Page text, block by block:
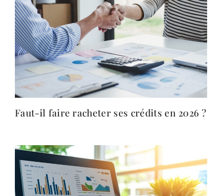
Faut-il faire racheter ses crédits en 2026 ?